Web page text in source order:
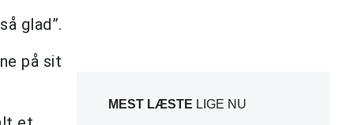
glad”.
på sit
MEST LÆSTE LIGE NU